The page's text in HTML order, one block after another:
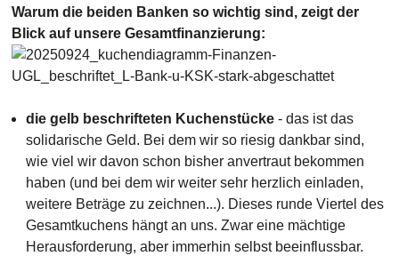
Warum die beiden Banken so wich­tig sind, zeigt der
Blick auf unsere Gesamt­finan­zie­rung:
die gelb beschrif­teten Kuchen­stücke - das ist das
solida­rische Geld. Bei dem wir so riesig dank­bar sind,
wie viel wir davon schon bisher anver­traut bekom­men
haben (und bei dem wir weiter sehr herz­lich einladen,
weitere Beträge zu zeich­nen...). Dieses runde Viertel des
Gesamt­kuchens hängt an uns. Zwar eine mäch­tige
Heraus­for­derung, aber immer­hin selbst beein­fluss­bar.